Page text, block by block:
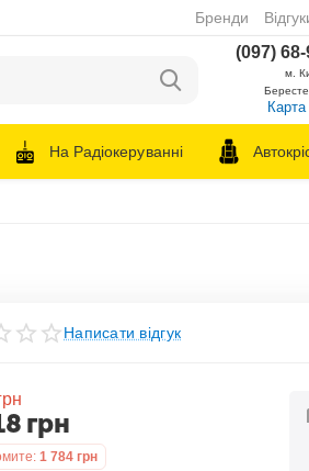
Бренди
(097)
м.
Карта
На Радіокеруванні
Написати відгук
грн
1 784 грн